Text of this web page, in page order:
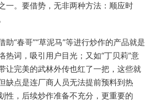
一。要借势，无非两种方法：顺应时
助“春哥”“草泥马”等进行炒作的产品就是
热词，吸引用户目光；又如“丁贝莉”意
让完美的武林外传也红了一把，这些就
缺点是连厂商人员无法提前预料到热
性，后续炒作准备不充分，更重要的